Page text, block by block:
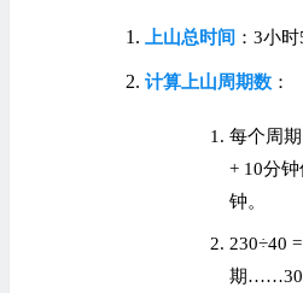
上山总时间 ：3小
计算上山周期数：
每个周
+ 10分
钟。
230÷40
期……30